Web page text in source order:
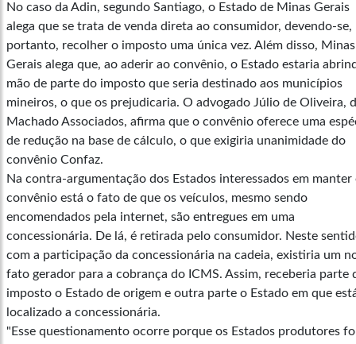
No caso da Adin, segundo Santiago, o Estado de Minas Gerais
alega que se trata de venda direta ao consumidor, devendo-se,
portanto, recolher o imposto uma única vez. Além disso, Minas
Gerais alega que, ao aderir ao convênio, o Estado estaria
mão de parte do imposto que seria destinado aos municípios
mineiros, o que os prejudicaria. O advogado Júlio de Oliveira,
Machado Associados, afirma que o convênio oferece uma
de redução na base de cálculo, o que exigiria unanimidade do
convênio Confaz.
Na contra-argumentação dos Estados interessados em manter
convênio está o fato de que os veículos, mesmo sendo
encomendados pela internet, são entregues em uma
concessionária. De lá, é retirada pelo consumidor. Neste
com a participação da concessionária na cadeia, existiria um
fato gerador para a cobrança do ICMS. Assim, receberia parte
imposto o Estado de origem e outra parte o Estado em que
localizado a concessionária.
"Esse questionamento ocorre porque os Estados produtores